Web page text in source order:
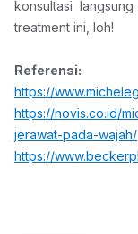
konsultasi
treatment ini, loh!
Referensi:
https://
https://novis.co.id/
jerawat-pada-wajah/
https://